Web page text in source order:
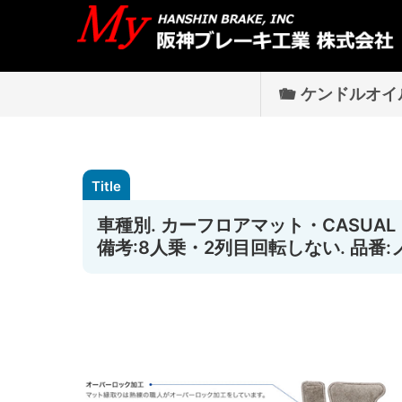
ケンドルオイ
車種別. カーフロアマット・
備考:8人乗・2列目回転しない. 品番: